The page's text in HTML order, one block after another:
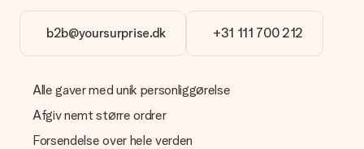
overraskelse!
b2b@yoursurprise.dk
+31 111 700 212
Alle gaver med unik personliggørelse
Afgiv nemt større ordrer
Forsendelse over hele verden